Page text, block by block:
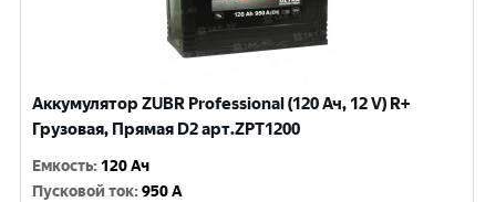
Аккумулятор ZUBR Professional (120 Ач, 12 V) R+
Грузовая, Прямая D2 арт.ZPT1200
Емкость: 120 Ач
Пусковой ток:950 A